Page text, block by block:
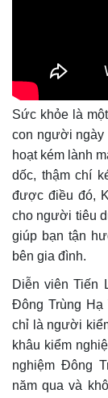
Sức khỏe là
con người ngày
hoạt kém lành
dốc, thậm chí
được điều đó,
cho người tiêu
giúp bạn tận
bên gia đình.
Diễn viên Tiến
Đông Trùng Hạ
chỉ là người
khâu kiểm
nghiệm Đông
năm qua và